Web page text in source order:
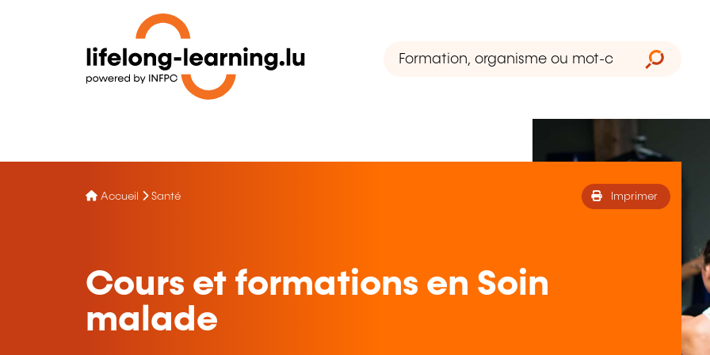
Accueil Santé Imprimer
Cours et formations en Soin
malade